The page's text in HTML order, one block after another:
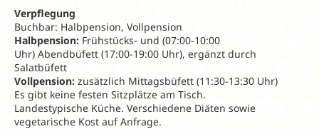
Verpflegung
Buchbar: Halbpension, Vollpension
Halbpension: Frühstücks- und (07:00-10:00
Uhr) Abendbüfett (17:00-19:00 Uhr), ergänzt durch
Salatbüfett
Vollpension: zusätzlich Mittagsbüfett (11:30-13:30 Uhr)
Es gibt keine festen Sitzplätze am Tisch.
Landestypische Küche. Verschiedene Diäten sowie
vegetarische Kost auf Anfrage.